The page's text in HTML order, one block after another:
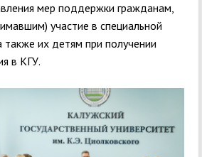
мер поддержки гражданам,
участие в специальной
также их детям при получении
в КГУ.